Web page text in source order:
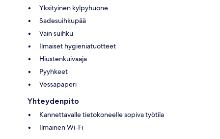
Yksityinen kylpyhuone
Sadesuihkupää
Vain suihku
Ilmaiset hygieniatuotteet
Hiustenkuivaaja
Pyyhkeet
Vessapaperi
Yhteydenpito
Kannettavalle tietokoneelle sopiva työtila
Ilmainen Wi-Fi